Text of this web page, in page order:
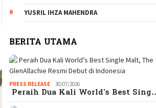
YUSRIL IHZA MAHENDRA
BERITA UTAMA
PRESS RELEASE 30/07/2026
Peraih Dua Kali World’s Best